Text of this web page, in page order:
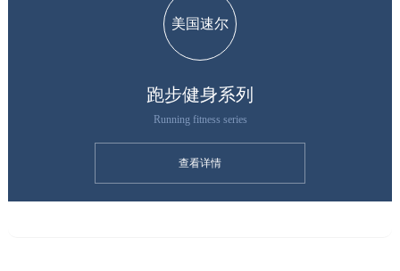
美国速尔
跑步健身系列
Running fitness series
查看详情